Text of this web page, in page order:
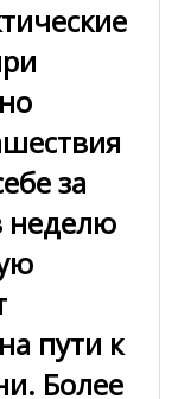
за
неделю
пути к
Более